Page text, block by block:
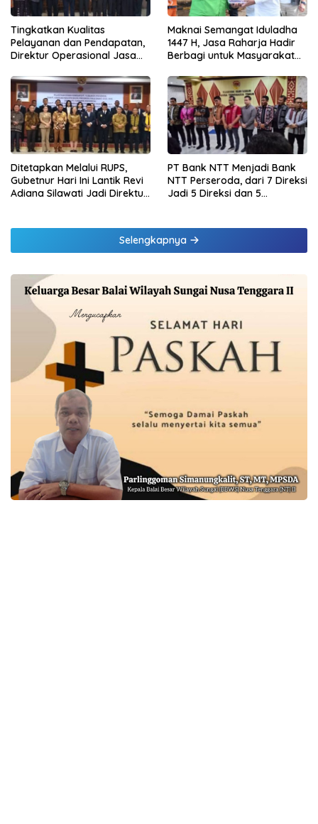
Tingkatkan Kualitas
Pelayanan dan Pendapatan,
Direktur Operasional Jasa
di Lampung dan Tinjau
Samsat Rajabasa
Maknai Semangat Iduladha
1447 H, Jasa Raharja Hadir
Berbagi untuk Masyarakat
Daging Kurban
Ditetapkan Melalui RUPS,
Gubetnur Hari Ini Lantik Revi
Adiana Silawati Jadi Direktur
PT Bank NTT Menjadi Bank
NTT Perseroda, dari 7 Direksi
Jadi 5 Direksi dan 5
Selengkapnya